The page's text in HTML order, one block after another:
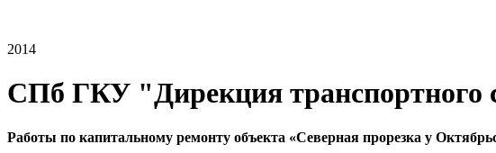
2014
СПб ГКУ "Дирекция транспортного
Работы по капитальному ремонту объекта «Северная прорезка у